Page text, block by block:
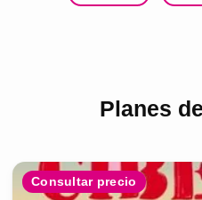
Planes
Consultar precio